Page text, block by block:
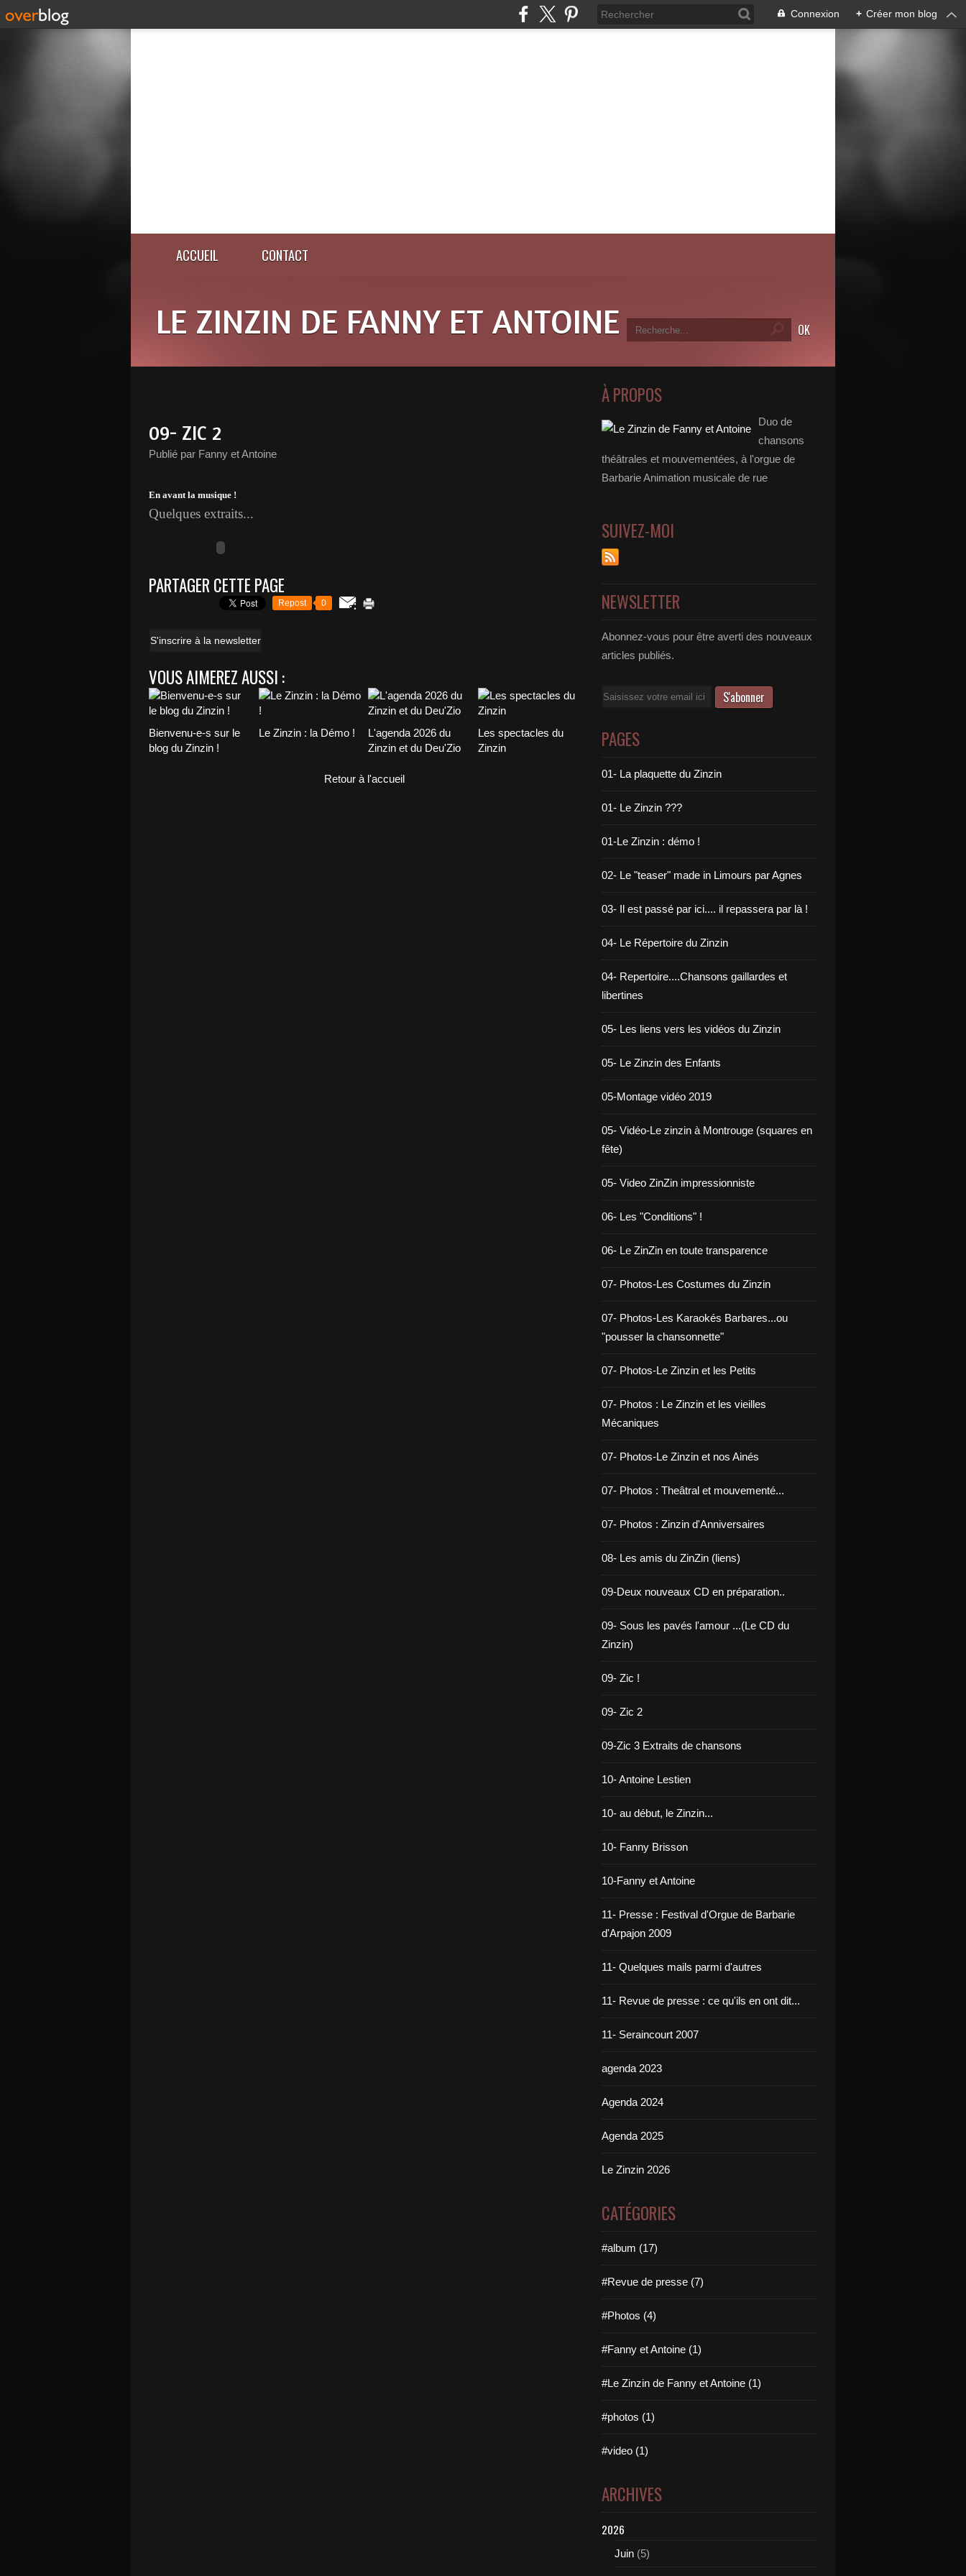
Connexion + Créer mon blog
ACCUEIL CONTACT
LE ZINZIN DE FANNY ET ANTOINE
09- ZIC 2
Publié par Fanny et Antoine
En avant la musique !
Quelques extraits...
PARTAGER CETTE PAGE
Repost 0
S'inscrire à la newsletter
VOUS AIMEREZ AUSSI :
Bienvenu-e-s sur le
blog du Zinzin !
Le Zinzin : la Démo !
L'agenda 2026 du
Zinzin et du Deu'Zio
Les spectacles du
Zinzin
Retour à l'accueil
À PROPOS
Duo de
chansons
théâtrales et mouvementées, à l'orgue de
Barbarie Animation musicale de rue
SUIVEZ-MOI
NEWSLETTER
Abonnez-vous pour être averti des nouveaux
articles publiés.
Email
PAGES
01- La plaquette du Zinzin
01- Le Zinzin ???
01-Le Zinzin : démo !
02- Le "teaser" made in Limours par Agnes
03- Il est passé par ici.... il repassera par là !
04- Le Répertoire du Zinzin
04- Repertoire....Chansons gaillardes et
libertines
05- Les liens vers les vidéos du Zinzin
05- Le Zinzin des Enfants
05-Montage vidéo 2019
05- Vidéo-Le zinzin à Montrouge (squares en
fête)
05- Video ZinZin impressionniste
06- Les "Conditions" !
06- Le ZinZin en toute transparence
07- Photos-Les Costumes du Zinzin
07- Photos-Les Karaokés Barbares...ou
"pousser la chansonnette"
07- Photos-Le Zinzin et les Petits
07- Photos : Le Zinzin et les vieilles
Mécaniques
07- Photos-Le Zinzin et nos Ainés
07- Photos : Theâtral et mouvementé...
07- Photos : Zinzin d'Anniversaires
08- Les amis du ZinZin (liens)
09-Deux nouveaux CD en préparation..
09- Sous les pavés l'amour ...(Le CD du
Zinzin)
09- Zic !
09- Zic 2
09-Zic 3 Extraits de chansons
10- Antoine Lestien
10- au début, le Zinzin...
10- Fanny Brisson
10-Fanny et Antoine
11- Presse : Festival d'Orgue de Barbarie
d'Arpajon 2009
11- Quelques mails parmi d'autres
11- Revue de presse : ce qu'ils en ont dit...
11- Seraincourt 2007
agenda 2023
Agenda 2024
Agenda 2025
Le Zinzin 2026
CATÉGORIES
#album (17)
#Revue de presse (7)
#Photos (4)
#Fanny et Antoine (1)
#Le Zinzin de Fanny et Antoine (1)
#photos (1)
#video (1)
ARCHIVES
2026
Juin (5)